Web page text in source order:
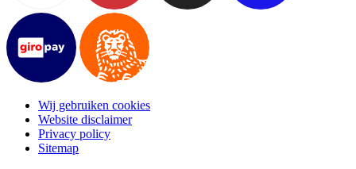
Wij gebruiken cookies
Website disclaimer
Privacy policy
Sitemap